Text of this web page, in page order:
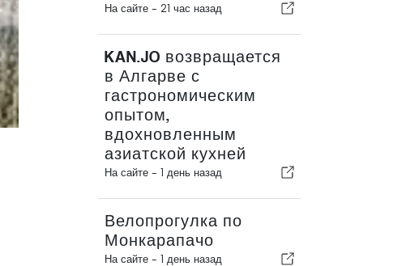
На сайте - 21 час назад
KAN.JO возвращается
в Алгарве с
гастрономическим
опытом,
вдохновленным
азиатской кухней
На сайте - 1 день назад
Велопрогулка по
Монкарапачо
На сайте - 1 день назад